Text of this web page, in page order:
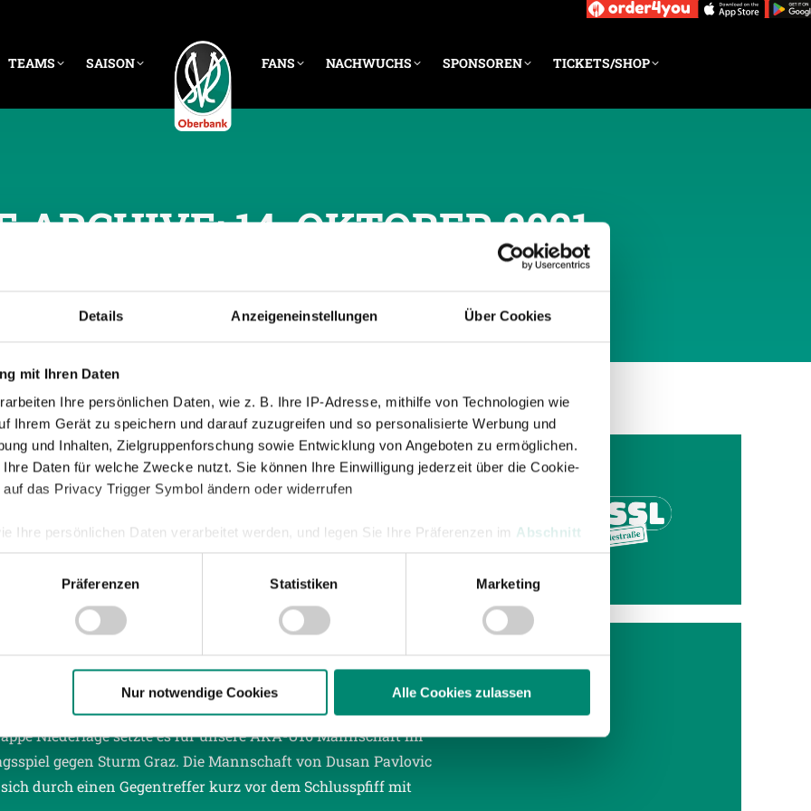
Details Anzeigeneinstellungen Über Cookies
mit Ihren Daten
Ihre persönlichen Daten, wie z. B. Ihre IP-Adresse, mithilfe von Technologien wie
Ihrem Gerät zu speichern und darauf zuzugreifen und so personalisierte Werbung und
und Inhalten, Zielgruppenforschung sowie Entwicklung von Angeboten zu ermöglichen.
Daten für welche Zwecke nutzt. Sie können Ihre Einwilligung jederzeit über die Cookie-
das Privacy Trigger Symbol ändern oder widerrufen
Ihre persönlichen Daten verarbeitet werden, und legen Sie Ihre Präferenzen im Abschnitt
zu analysieren. Außerdem geben wir Informationen zu Ihrer Verwendung unserer
zu Speicherdauer und Empfänger entnehmen Sie unserer
Präferenzen Statistiken Marketing
Nur notwendige Cookies Alle Cookies zulassen
TEAMS SAISON FANS NACHWUCHS SPONSOREN TICKETS/SHOP
ARCHIVE:14. OKTOBER 2021
| NACHWUCHS
FÜR SVR-
7 Spieler der SV Guntamatic Ried waren in den vergangenen
Länderspiele für Österreich bestreiten.
| AKADEMIE
HEIMNIEDERLAGE DER AKA-U16 IM
Niederlage setzte es für unsere AKA-U16 Mannschaft im
gegen Sturm Graz. Die Mannschaft von Dusan Pavlovic
durch einen Gegentreffer kurz vor dem Schlusspfiff mit